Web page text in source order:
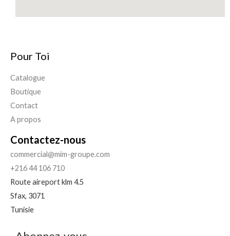
Pour Toi
Catalogue
Boutique
Contact
A propos
Contactez-nous
commercial@mim-groupe.com
+216 44 106 710
Route aireport klm 4.5
Sfax, 3071
Tunisie